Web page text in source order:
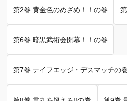
第2巻 黄金色のめざめ！！の巻
第6巻 暗黒武術会開幕！！の巻
第7巻 ナイフエッジ・デスマッチの巻